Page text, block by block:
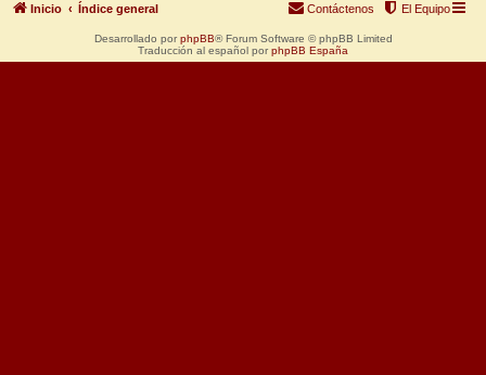
Inicio Índice general El Equipo
Contáctenos
Desarrollado por phpBB® Forum Software © phpBB Limited
Traducción al español por phpBB España